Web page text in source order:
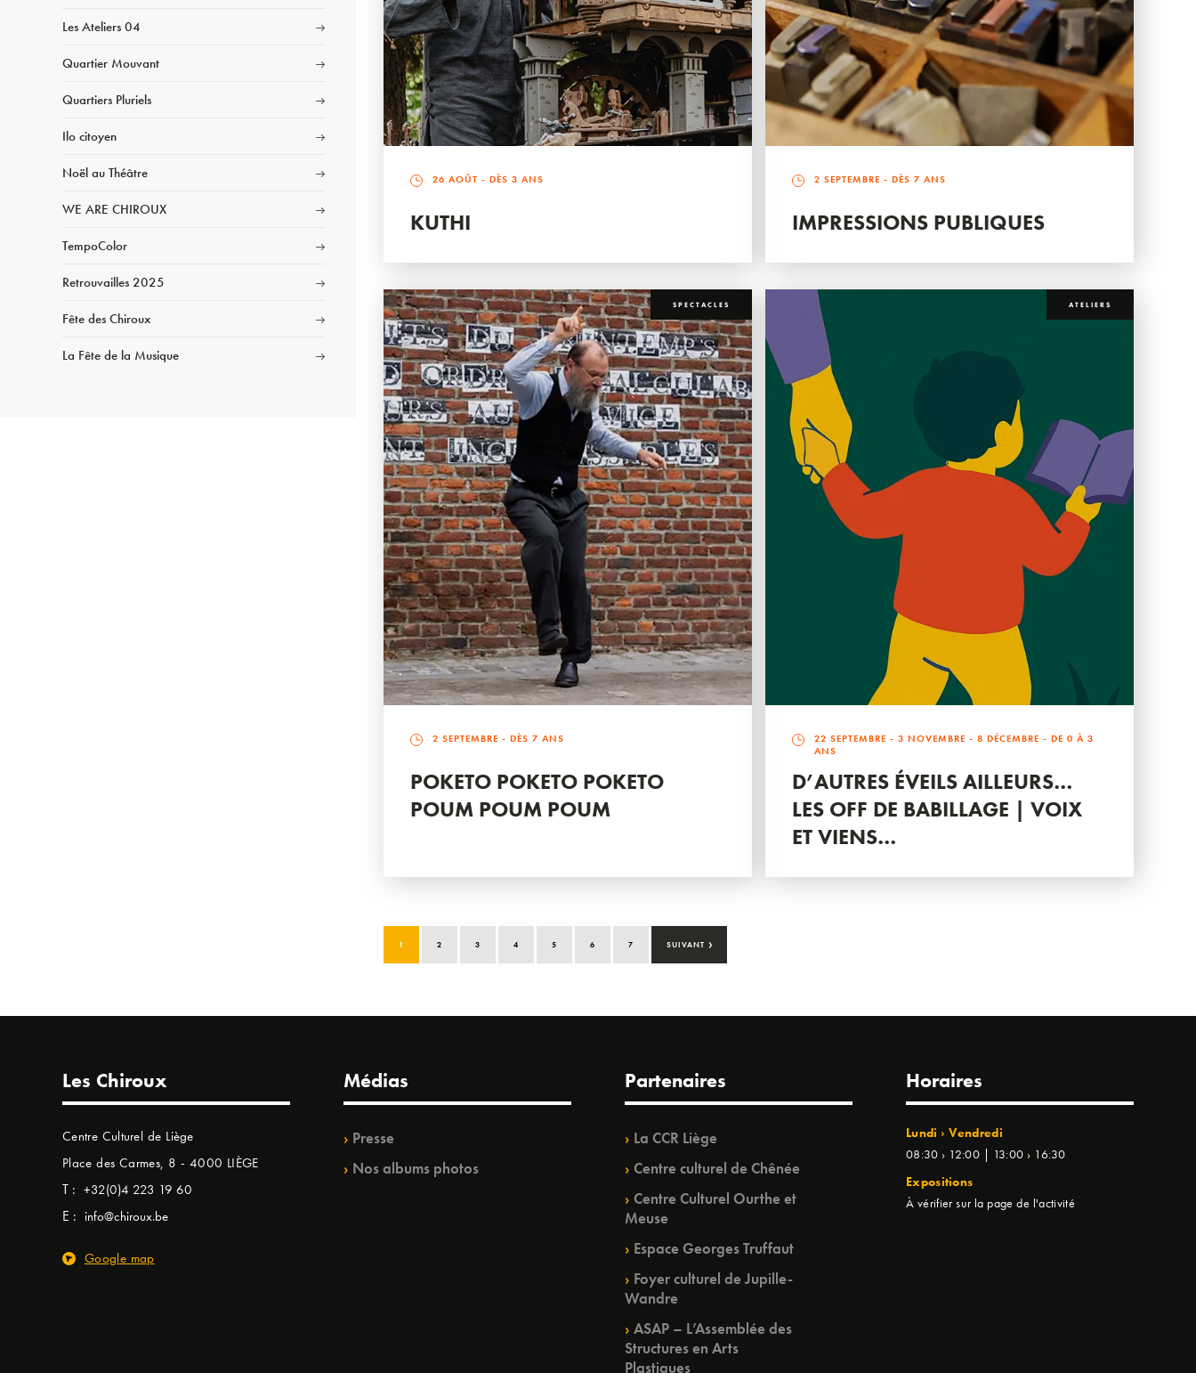
Les Ateliers 04
Quartier Mouvant
Quartiers Pluriels
Ilo citoyen
Noël au Théâtre
WE ARE CHIROUX
TempoColor
Retrouvailles 2025
Fête des Chiroux
La Fête de la Musique
26 AOÛT - DÈS 3 ANS
KUTHI
2 SEPTEMBRE - DÈS 7 ANS
IMPRESSIONS PUBLIQUES
SPECTACLES
2 SEPTEMBRE - DÈS 7 ANS
POKETO POKETO POKETO
POUM POUM POUM
ATELIERS
22 SEPTEMBRE -3 NOVEMBRE -8 DÉCEMBRE - DE 0 À 3
ANS
D’AUTRES ÉVEILS AILLEURS…
LES OFF DE BABILLAGE | VOIX
ET VIENS…
1 2 3 4 5 6 7 SUIVANT ›
Les Chiroux
Centre Culturel de Liège
Place des Carmes, 8 - 4000 LIÈGE
T : +32(0)4 223 19 60
E : info@chiroux.be
Google map
Médias
Presse
Nos albums photos
Partenaires
La CCR Liège
Centre culturel de Chênée
Centre Culturel Ourthe et
Meuse
Espace Georges Truffaut
Foyer culturel de Jupille-
Wandre
ASAP – L’Assemblée des
Structures en Arts
Plastiques
Horaires
Lundi › Vendredi
08:30 › 12:00 | 13:00 › 16:30
Expositions
À vérifier sur la page de l'activité